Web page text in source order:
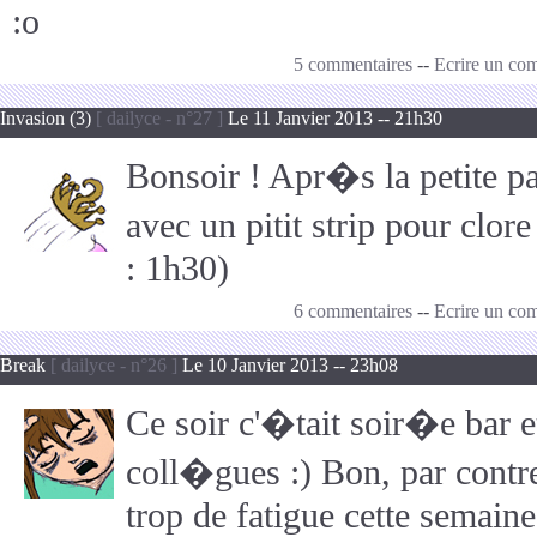
:o
5 commentaires -- Ecrire un
Invasion (3) [ dailyce - n°27 ] Le 11 Janvier 2013 -- 21h30
Bonsoir ! Apr�s la petite
avec un pitit strip pour
: 1h30)
6 commentaires -- Ecrire un
Break [ dailyce - n°26 ] Le 10 Janvier 2013 -- 23h08
Ce soir c'�tait soir�e bar
coll�gues :) Bon, par
trop de fatigue cette